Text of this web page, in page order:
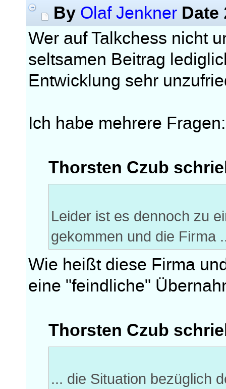
By Olaf Jenkner Date
Wer auf Talkchess nicht
seltsamen Beitrag
Entwicklung sehr
Ich habe mehrere Fragen:
Thorsten Czub
Leider ist es dennoch zu
gekommen und die Firma
Wie heißt diese Firma
eine "feindliche"
Thorsten Czub
... die Situation bezüglich